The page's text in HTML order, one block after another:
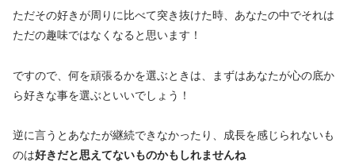
ただその好きが周りに比べて突き抜けた時、あなたの中でそれは
ただの趣味ではなくなると思います！
ですので、何を頑張るかを選ぶときは、まずはあなたが心の底か
ら好きな事を選ぶといいでしょう！
逆に言うとあなたが継続できなかったり、成長を感じられないも
のは好きだと思えてないものかもしれませんね